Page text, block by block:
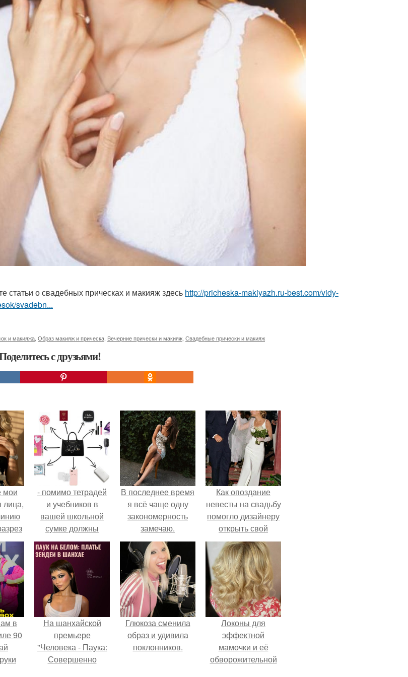
статьи о свадебных прическах и макияж здесь http://pricheska-makiyazh.ru-best.com/vidy-
svadebn...
и макияжа Образ макияж и прическа Вечерние прически и макияж Свадебные прически и макияж
с друзьями!
мои
лица,
- помимо тетрадей
и учебников в
вашей школьной
сумке должны
лежать еще
несколько вещиц,
которые
безусловно
пригодятся в
школе.
В последнее время
я всё чаще одну
закономерность
замечаю.
Как опоздание
невесты на свадьбу
помогло дизайнеру
открыть свой
бренд.
в
90
На шанхайской
премьере
"Человека - Паука:
Совершенно
Глюкоза сменила
образ и удивила
поклонников.
Локоны для
эффектной
мамочки и её
обворожительной